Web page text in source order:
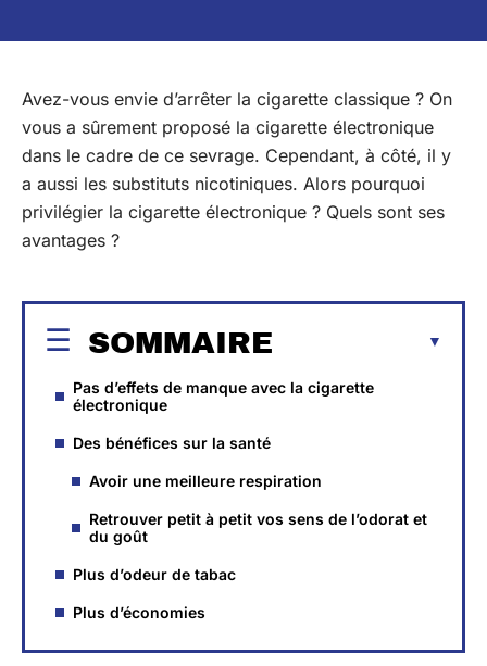
Avez-vous envie d’arrêter la cigarette classique ? On
vous a sûrement proposé la cigarette électronique
dans le cadre de ce sevrage. Cependant, à côté, il y
a aussi les substituts nicotiniques. Alors pourquoi
privilégier la cigarette électronique ? Quels sont ses
avantages ?
SOMMAIRE
Pas d’effets de manque avec la cigarette
électronique
Des bénéfices sur la santé
Avoir une meilleure respiration
Retrouver petit à petit vos sens de l’odorat et
du goût
Plus d’odeur de tabac
Plus d’économies